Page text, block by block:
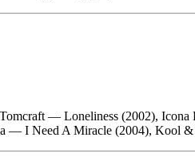
— Loneliness (2002),
— I Need A Miracle (2004), Kool